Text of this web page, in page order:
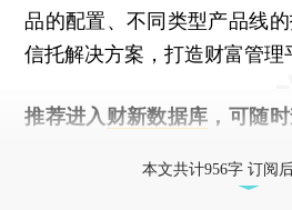
品的配置、不同类型产品线
信托解决方案，打造财富管理
推荐进入 财新数据库 ，可随
本文共计956字 订阅